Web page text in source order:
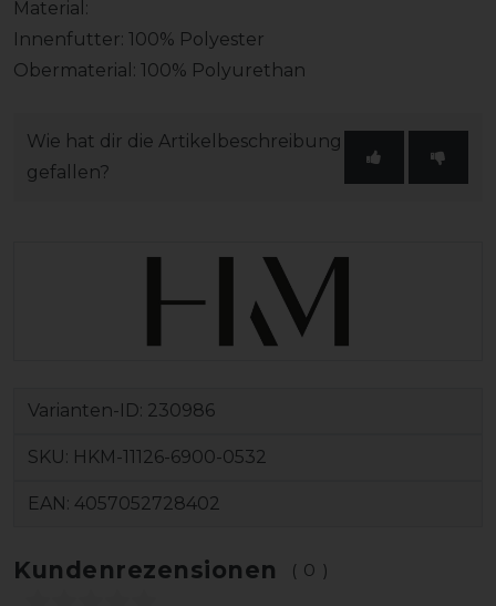
Material:
Innenfutter: 100% Polyester
Obermaterial: 100% Polyurethan
Wie hat dir die Artikelbeschreibung
gefallen?
Varianten-ID: 230986
SKU: HKM-11126-6900-0532
EAN: 4057052728402
Kundenrezensionen (0)